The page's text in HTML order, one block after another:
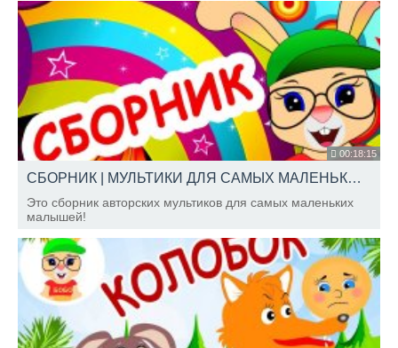
00:18:15
СБОРНИК | МУЛЬТИКИ ДЛЯ САМЫХ МАЛЕНЬКИХ | ПОТЕШКИ И МНОГОЕ ДРУГОЕ | ШКОЛА КРОЛИКА БОБО
Это сборник авторских мультиков для самых маленьких
малышей!